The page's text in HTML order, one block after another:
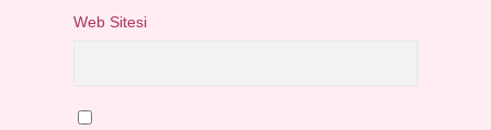
Web Sitesi